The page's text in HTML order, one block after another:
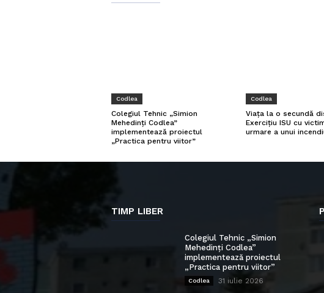
Codlea
Colegiul Tehnic „Simion
Mehedinți Codlea”
implementează proiectul
„Practica pentru viitor”
Codlea
Viața la o secundă
Exercițiu ISU cu
urmare a unui
TIMP LIBER
Colegiul Tehnic „Simion
Mehedinți Codlea”
implementează proiectul
„Practica pentru viitor”
Codlea 31 iulie 2026